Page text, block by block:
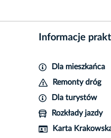
Informacje
Dla mieszkańca
Remonty dróg
Dla turystów
Rozkłady jazdy
Karta